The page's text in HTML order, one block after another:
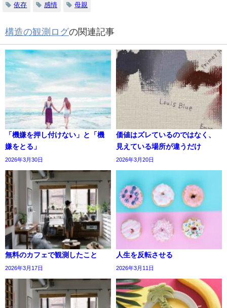
依存 感情 母親
構造の観測ログの関連記事
「機嫌を押し付けない」と「機
嫌をとる」
2026年3月30日
価値はズレているのではなく、
見えている場所が違うだけ
2026年3月20日
無料のカフェで観測したこと
2026年3月17日
人生を反転させる
2026年3月11日